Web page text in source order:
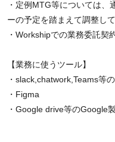
・定例MTG等については
ーの予定を踏まえて調整して
・Workshipでの業務委託契
【業務に使うツール】
・slack,chatwork,Teams等
・Figma
・Google drive等のGoogle